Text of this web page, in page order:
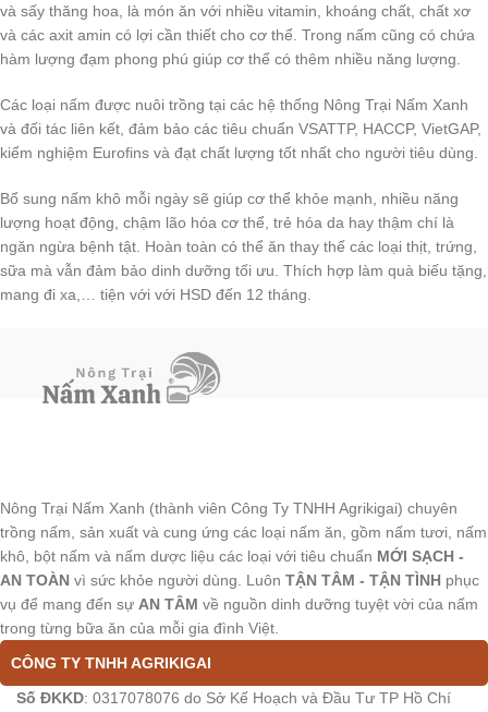
và sấy thăng hoa, là món ăn với nhiều vitamin, khoáng chất, chất xơ
và các axit amin có lợi cần thiết cho cơ thể. Trong nấm cũng có chứa
hàm lượng đạm phong phú giúp cơ thể có thêm nhiều năng lượng.
Các loại nấm được nuôi trồng tại các hệ thống Nông Trại Nấm Xanh
và đối tác liên kết, đảm bảo các tiêu chuẩn VSATTP, HACCP, VietGAP,
kiểm nghiệm Eurofins và đạt chất lượng tốt nhất cho người tiêu dùng.
Bổ sung nấm khô mỗi ngày sẽ giúp cơ thể khỏe mạnh, nhiều năng
lượng hoạt động, chậm lão hóa cơ thể, trẻ hóa da hay thậm chí là
ngăn ngừa bệnh tật. Hoàn toàn có thể ăn thay thế các loại thịt, trứng,
sữa mà vẫn đảm bảo dinh dưỡng tối ưu. Thích hợp làm quà biếu tặng,
mang đi xa,… tiện với với HSD đến 12 tháng.
Nông Trại Nấm Xanh (thành viên Công Ty TNHH Agrikigai) chuyên
trồng nấm, sản xuất và cung ứng các loại nấm ăn, gồm nấm tươi, nấm
khô, bột nấm và nấm dược liệu các loại với tiêu chuẩn MỚI SẠCH -
AN TOÀN vì sức khỏe người dùng. Luôn TẬN TÂM - TẬN TÌNH phục
vụ để mang đến sự AN TÂM về nguồn dinh dưỡng tuyệt vời của nấm
trong từng bữa ăn của mỗi gia đình Việt.
CÔNG TY TNHH AGRIKIGAI
Số ĐKKD: 0317078076 do Sở Kế Hoạch và Đầu Tư TP Hồ Chí